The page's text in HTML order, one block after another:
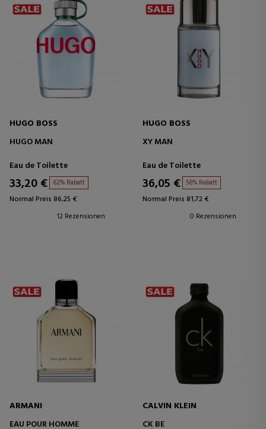
HUGO BOSS
HUGO MAN
Eau de Toilette
33,20 € 62% Rabatt
Normal Preis 86,25 €
12 Rezensionen
HUGO BOSS
XY MAN
Eau de Toilette
36,05 € 56% Rabatt
Normal Preis 81,72 €
0 Rezensionen
ARMANI
EAU POUR HOMME
CALVIN KLEIN
CK BE